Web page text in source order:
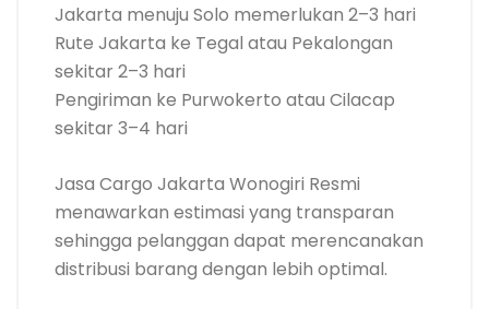
Jakarta menuju Solo memerlukan 2–3 hari
Rute Jakarta ke Tegal atau Pekalongan
sekitar 2–3 hari
Pengiriman ke Purwokerto atau Cilacap
sekitar 3–4 hari
Jasa Cargo Jakarta Wonogiri Resmi
menawarkan estimasi yang transparan
sehingga pelanggan dapat merencanakan
distribusi barang dengan lebih optimal.